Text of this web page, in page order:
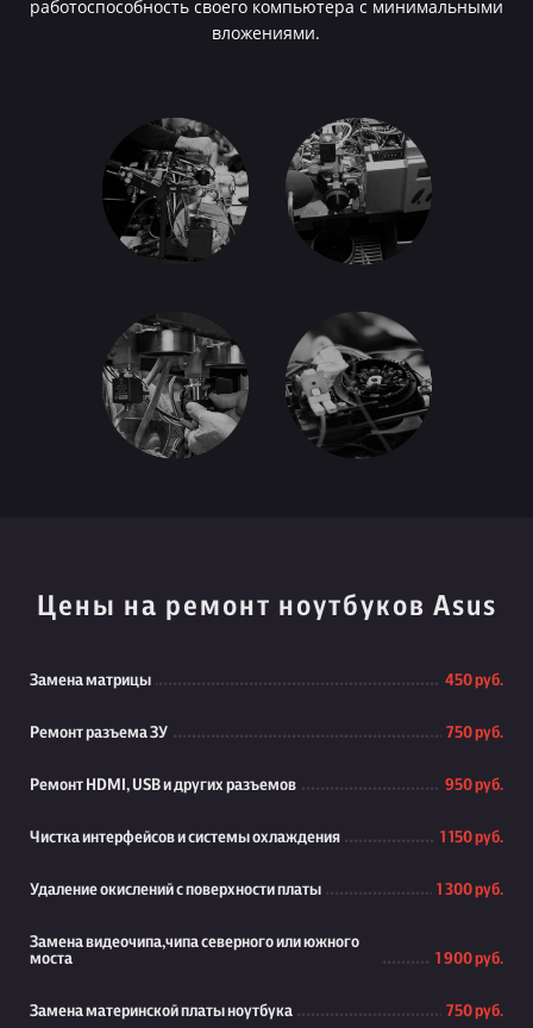
работоспособность своего компьютера с минимальными
вложениями.
Цены на ремонт ноутбуков Asus
Замена матрицы 450 руб.
Ремонт разъема ЗУ 750 руб.
Ремонт HDMI, USB и других разъемов 950 руб.
Чистка интерфейсов и системы охлаждения 1 150 руб.
Удаление окислений с поверхности платы 1 300 руб.
Замена видеочипа,чипа северного или южного
моста
1 900 руб.
Замена материнской платы ноутбука 750 руб.